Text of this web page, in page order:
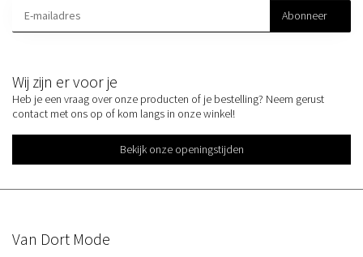
Wij zijn er voor je
Heb je een vraag over onze producten of je bestelling? Neem gerust
contact met ons op of kom langs in onze winkel!
Bekijk onze openingstijden
Abonneer
Van Dort Mode